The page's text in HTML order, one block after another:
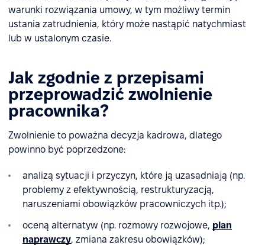
warunki rozwiązania umowy, w tym możliwy termin
ustania zatrudnienia, który może nastąpić natychmiast
lub w ustalonym czasie.
Jak zgodnie z przepisami
przeprowadzić zwolnienie
pracownika?
Zwolnienie to poważna decyzja kadrowa, dlatego
powinno być poprzedzone:
analizą sytuacji i przyczyn, które ją uzasadniają (np.
problemy z efektywnością, restrukturyzacją,
naruszeniami obowiązków pracowniczych itp.);
oceną alternatyw (np. rozmowy rozwojowe, plan
naprawczy, zmiana zakresu obowiązków);